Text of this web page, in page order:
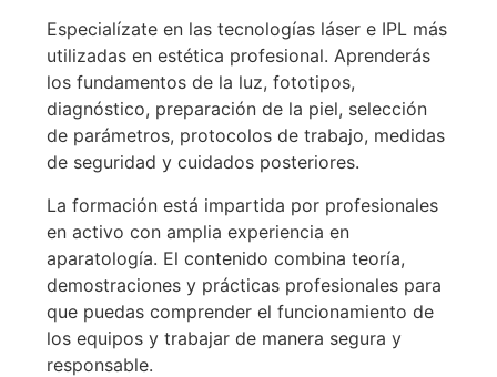
Especialízate en las tecnologías láser e IPL más
utilizadas en estética profesional. Aprenderás
los fundamentos de la luz, fototipos,
diagnóstico, preparación de la piel, selección
de parámetros, protocolos de trabajo, medidas
de seguridad y cuidados posteriores.
La formación está impartida por profesionales
en activo con amplia experiencia en
aparatología. El contenido combina teoría,
demostraciones y prácticas profesionales para
que puedas comprender el funcionamiento de
los equipos y trabajar de manera segura y
responsable.